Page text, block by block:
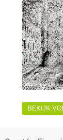
BEKIJK